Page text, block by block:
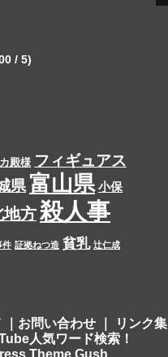
/ 5)
殿様 フィギュアス
県 富山県 小保
地方殺人事
件 証拠ねつ造 貧乳 辻仁成
お問い合わせ
リンク集
人気ワード検索！
Theme Gush